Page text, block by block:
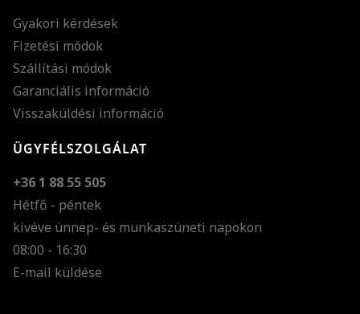
Gyakori kérdések
Fizetési módok
Szállítási módok
Garanciális információ
Visszaküldési információ
ÜGYFÉLSZOLGÁLAT
+36 1 88 55 505
Hétfő - péntek
kivéve ünnep- és munkaszüneti napokon
08:00 - 16:30
E-mail küldése